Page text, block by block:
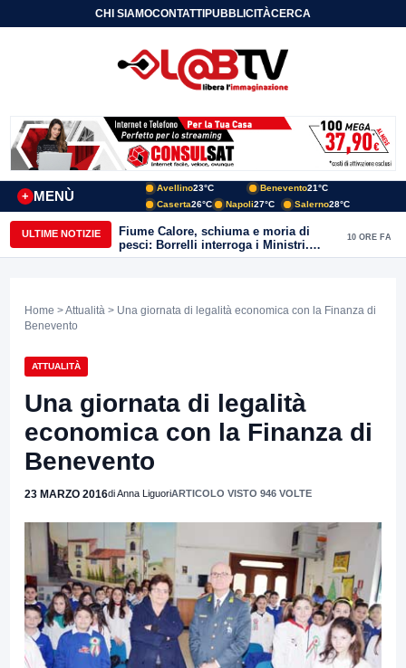
CHI SIAMOCONTATTIPUBBLICITÀCERCA
MENÙ
+
Avellino23°C Benevento21°C
Caserta26°C Napoli27°C Salerno28°C
ULTIME NOTIZIE
Fiume Calore, schiuma e moria di
pesci: Borrelli interroga i Ministri.
“Benevento paga l’assenza del
10 ORE FA
Home >Attualità > Una giornata di legalità economica con la Finanza di
Benevento
ATTUALITÀ
Una giornata di legalità
economica con la Finanza di
Benevento
23 MARZO 2016di Anna LiguoriARTICOLO VISTO 946 VOLTE